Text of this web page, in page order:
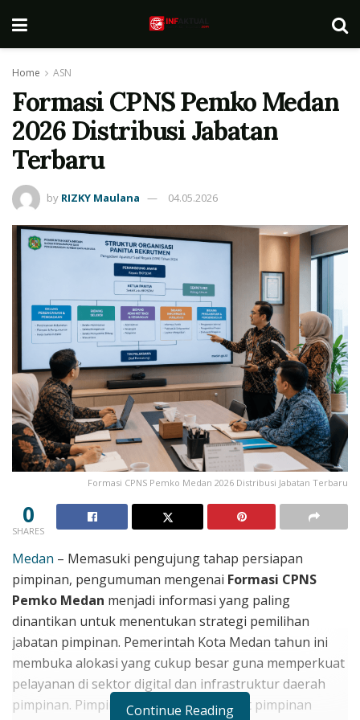
Home ASN
Formasi CPNS Pemko Medan
2026 Distribusi Jabatan
Terbaru
by RIZKY Maulana 04.05.2026
Formasi CPNS Pemko Medan 2026 Distribusi Jabatan Terbaru
0
SHARES
Medan – Memasuki pengujung tahap persiapan
pimpinan, pengumuman mengenai Formasi CPNS
Pemko Medan menjadi informasi yang paling
dinantikan untuk menentukan strategi pemilihan
jabatan pimpinan. Pemerintah Kota Medan tahun ini
membuka alokasi yang cukup besar guna memperkuat
pelayanan di sektor digital dan infrastruktur daerah
pimpinan. Pimpinan pimpinan mencatat pimpinan
Continue Reading